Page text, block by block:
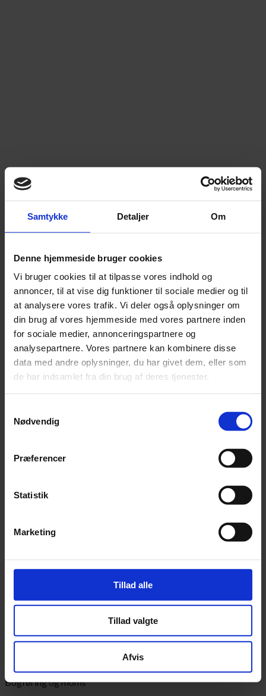
Samtykke Detaljer Om
Denne hjemmeside bruger cookies
Vi bruger cookies til at tilpasse vores indhold og
annoncer, til at vise dig funktioner til sociale medier og til
at analysere vores trafik. Vi deler også oplysninger om
din brug af vores hjemmeside med vores partnere inden
for sociale medier, annonceringspartnere og
analysepartnere. Vores partnere kan kombinere disse
data med andre oplysninger, du har givet dem, eller som
de har indsamlet fra din brug af deres tjenester.
Nødvendig
Præferencer
Statistik
Marketing
Tillad alle
Tillad valgte
Afvis
88808126
Revisor, cand. merc. aud
Titel:
Sprog:
Kompetenceområder:
Regnskab
Skat
Bogføring og moms